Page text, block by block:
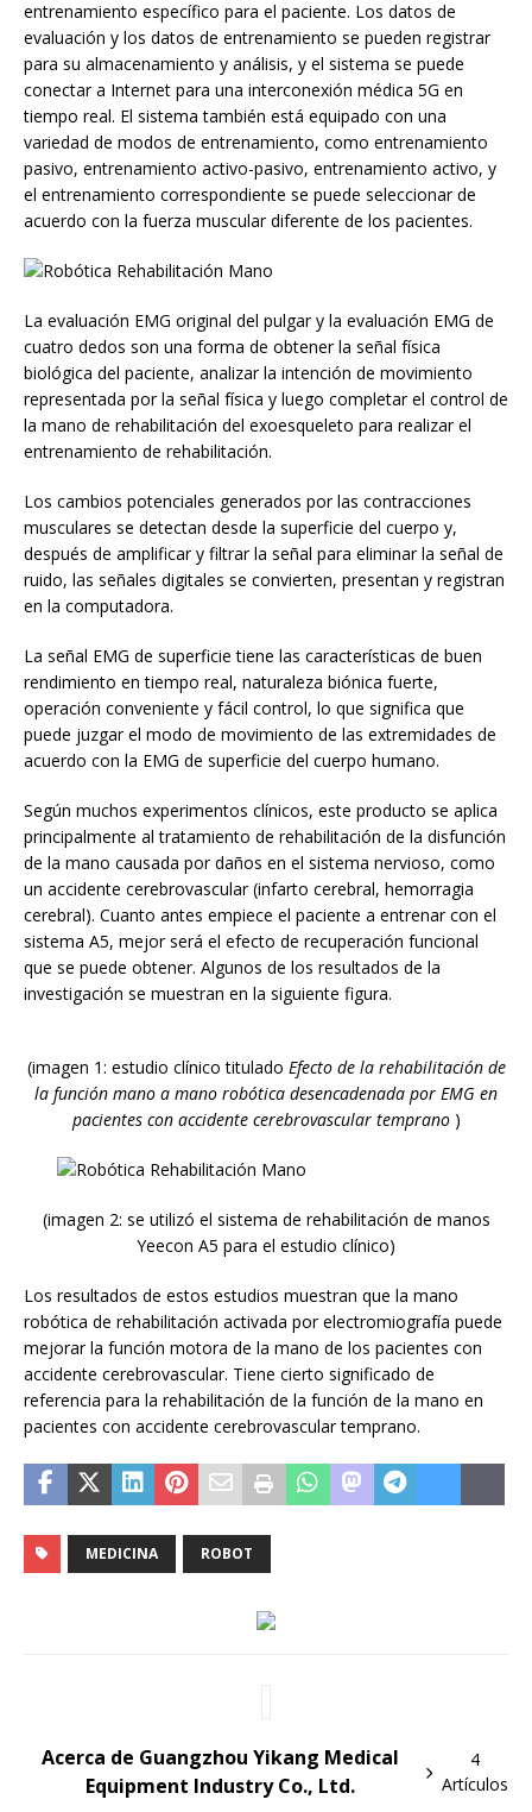
entrenamiento específico para el paciente. Los datos de
evaluación y los datos de entrenamiento se pueden registrar
para su almacenamiento y análisis, y el sistema se puede
conectar a Internet para una interconexión médica 5G en
tiempo real. El sistema también está equipado con una
variedad de modos de entrenamiento, como entrenamiento
pasivo, entrenamiento activo-pasivo, entrenamiento activo, y
el entrenamiento correspondiente se puede seleccionar de
acuerdo con la fuerza muscular diferente de los pacientes.
La evaluación EMG original del pulgar y la evaluación EMG de
cuatro dedos son una forma de obtener la señal física
biológica del paciente, analizar la intención de movimiento
representada por la señal física y luego completar el control de
la mano de rehabilitación del exoesqueleto para realizar el
entrenamiento de rehabilitación.
Los cambios potenciales generados por las contracciones
musculares se detectan desde la superficie del cuerpo y,
después de amplificar y filtrar la señal para eliminar la señal de
ruido, las señales digitales se convierten, presentan y registran
en la computadora.
La señal EMG de superficie tiene las características de buen
rendimiento en tiempo real, naturaleza biónica fuerte,
operación conveniente y fácil control, lo que significa que
puede juzgar el modo de movimiento de las extremidades de
acuerdo con la EMG de superficie del cuerpo humano.
Según muchos experimentos clínicos, este producto se aplica
principalmente al tratamiento de rehabilitación de la disfunción
de la mano causada por daños en el sistema nervioso, como
un accidente cerebrovascular (infarto cerebral, hemorragia
cerebral). Cuanto antes empiece el paciente a entrenar con el
sistema A5, mejor será el efecto de recuperación funcional
que se puede obtener. Algunos de los resultados de la
investigación se muestran en la siguiente figura.
(imagen 1: estudio clínico titulado Efecto de la rehabilitación de
la función mano a mano robótica desencadenada por EMG en
pacientes con accidente cerebrovascular temprano )
(imagen 2: se utilizó el sistema de rehabilitación de manos
Yeecon A5 para el estudio clínico)
Los resultados de estos estudios muestran que la mano
robótica de rehabilitación activada por electromiografía puede
mejorar la función motora de la mano de los pacientes con
accidente cerebrovascular. Tiene cierto significado de
referencia para la rehabilitación de la función de la mano en
pacientes con accidente cerebrovascular temprano.
MEDICINA ROBOT
Acerca de Guangzhou Yikang Medical
Equipment Industry Co., Ltd.
4
Artículos